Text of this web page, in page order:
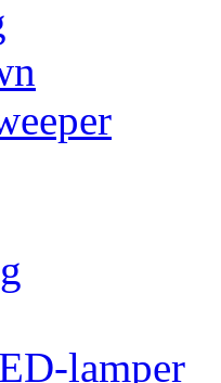
lamper